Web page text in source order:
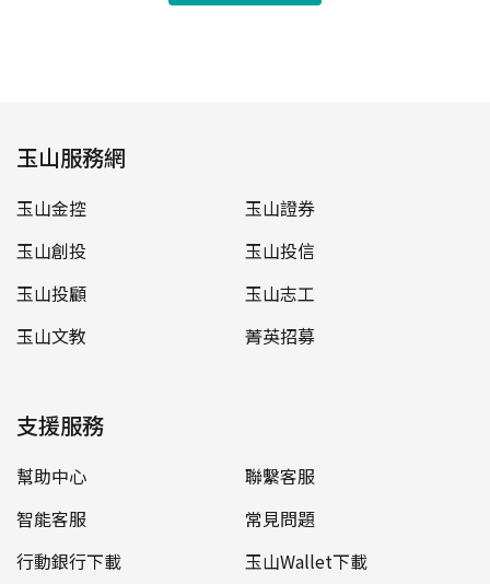
玉山服務網
玉山金控
玉山證券
玉山創投
玉山投信
玉山投顧
玉山志工
玉山文教
菁英招募
支援服務
幫助中心
聯繫客服
智能客服
常見問題
行動銀行下載
玉山Wallet下載